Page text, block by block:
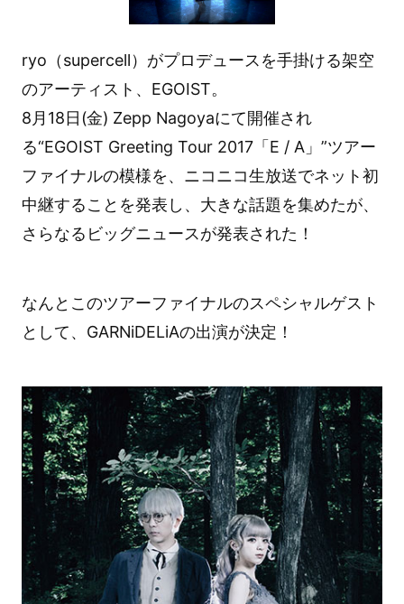
ryo（supercell）がプロデュースを手掛ける架空
のアーティスト、EGOIST。
8月18日(金) Zepp Nagoyaにて開催され
る“EGOIST Greeting Tour 2017「E / A」”ツアー
ファイナルの模様を、ニコニコ生放送でネット初
中継することを発表し、大きな話題を集めたが、
さらなるビッグニュースが発表された！
なんとこのツアーファイナルのスペシャルゲスト
として、GARNiDELiAの出演が決定！